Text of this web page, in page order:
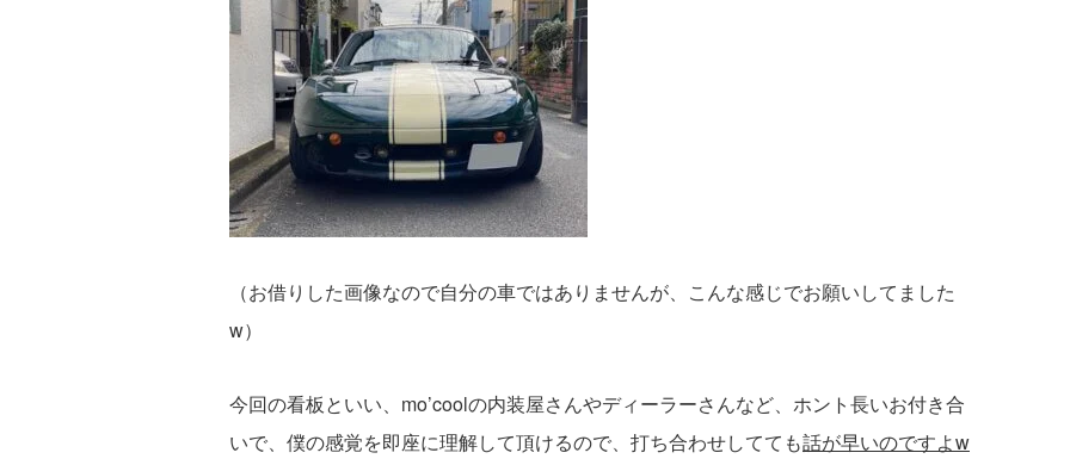
（お借りした画像なので自分の車ではありませんが、こんな感じでお願いしてました
w）
今回の看板といい、mo’coolの内装屋さんやディーラーさんなど、ホント長いお付き合
いで、僕の感覚を即座に理解して頂けるので、打ち合わせしてても話が早いのですよw